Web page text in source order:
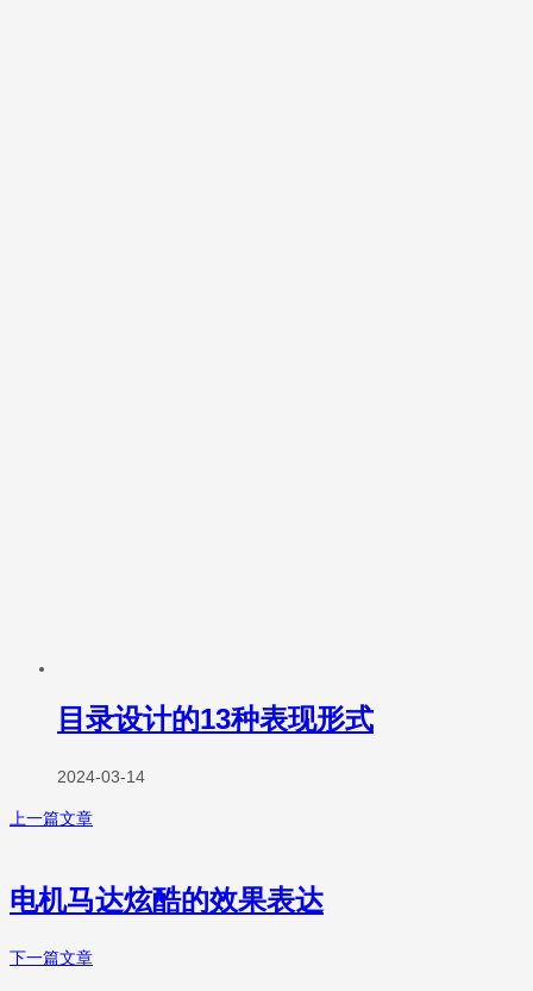
目录设计的13种表现形式
2024-03-14
上一篇文章
电机马达炫酷的效果表达
下一篇文章